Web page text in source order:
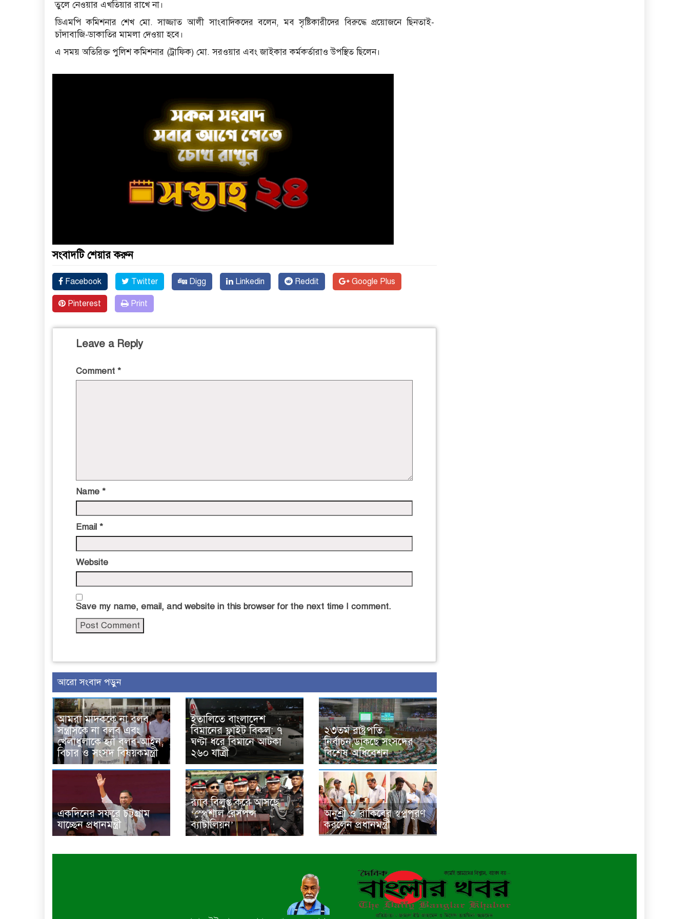
তুলে নেওয়ার এখতিয়ার রাখে না।
ডিএমপি কমিশনার শেখ মো. সাজ্জাত আলী সাংবাদিকদের বলেন, মব সৃষ্টিকারীদের বিরুদ্ধে প্রয়োজনে ছিনতাই-
চাঁদাবাজি-ডাকাতির মামলা দেওয়া হবে।
এ সময় অতিরিক্ত পুলিশ কমিশনার (ট্রাফিক) মো. সরওয়ার এবং জাইকার কর্মকর্তারাও উপস্থিত ছিলেন।
সংবাদটি শেয়ার করুন
Facebook Twitter Digg Linkedin Reddit Google Plus
Pinterest Print
Leave a Reply
Comment *
Name *
Email *
Website
Save my name, email, and website in this browser for the next time I comment.
আরো সংবাদ পড়ুন
আমরা মাদককে না বলব,
সন্ত্রাসকে না বলব এবং
খেলাধুলাকে হ্যাঁ বলব-আইন,
বিচার ও সংসদ বিষয়কমন্ত্রী
ইতালিতে বাংলাদেশ
বিমানের ফ্লাইট বিকল: ৭
ঘণ্টা ধরে বিমানে আটকা
২৬০ যাত্রী
২৩তম রাষ্ট্রপতি
নির্বাচন,ডাকছে সংসদের
বিশেষ অধিবেশন
একদিনের সফরে চট্টগ্রাম
যাচ্ছেন প্রধানমন্ত্রী
র‌্যাব বিলুপ্ত করে আসছে
‘স্পেশাল রেসপন্স
ব্যাটালিয়ন’
অনুশ্রী ও রাকিবের স্বপ্নপূরণ
করলেন প্রধানমন্ত্রী